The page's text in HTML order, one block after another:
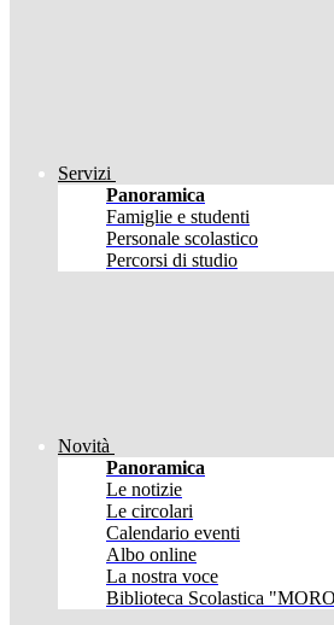
Servizi
Panoramica
Famiglie e studenti
Personale scolastico
Percorsi di studio
Novità
Panoramica
Le notizie
Le circolari
Calendario eventi
Albo online
La nostra voce
Biblioteca Scolastica